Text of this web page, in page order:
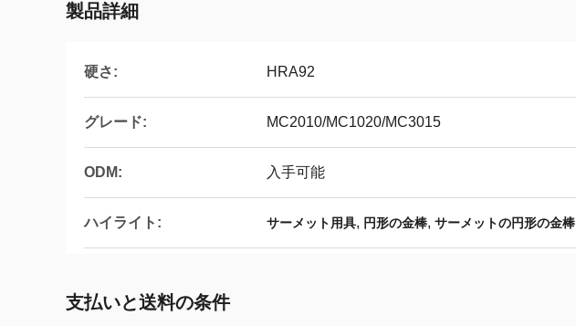
製品詳細
硬さ: HRA92
グレード: MC2010/MC1020/MC3015
ODM: 入手可能
ハイライト: サーメット用具, 円形の金棒, サーメットの円形の金棒
支払いと送料の条件